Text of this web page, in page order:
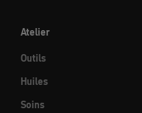
Atelier
Outils
Huiles
Soins